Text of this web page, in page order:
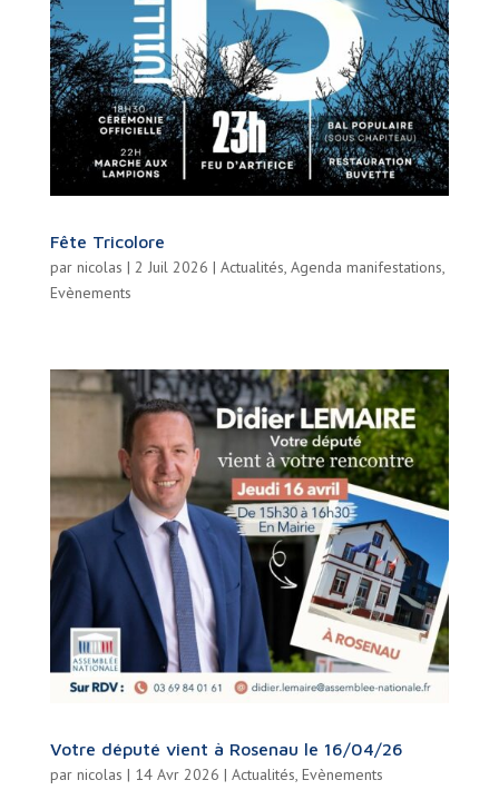
Fête Tricolore
par nicolas | 2 Juil 2026 | Actualités, Agenda manifestations,
Evènements
Votre député vient à Rosenau le 16/04/26
par nicolas | 14 Avr 2026 | Actualités, Evènements